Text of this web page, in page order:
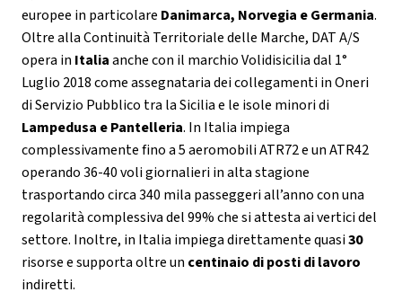
europee in particolare Danimarca, Norvegia e Germania.
Oltre alla Continuità Territoriale delle Marche, DAT A/S
opera in Italiaanche con il marchio Volidisicilia dal 1°
Luglio 2018 come assegnataria dei collegamenti in Oneri
di Servizio Pubblico tra la Sicilia e le isole minori di
Lampedusa e Pantelleria. In Italia impiega
complessivamente fino a 5 aeromobili ATR72 e un ATR42
operando 36-40 voli giornalieri in alta stagione
trasportando circa 340 mila passeggeri all’anno con una
regolarità complessiva del 99% che si attesta ai vertici del
settore. Inoltre, in Italia impiega direttamente quasi30
risorse e supporta oltre un centinaio di posti di lavoro
indiretti.